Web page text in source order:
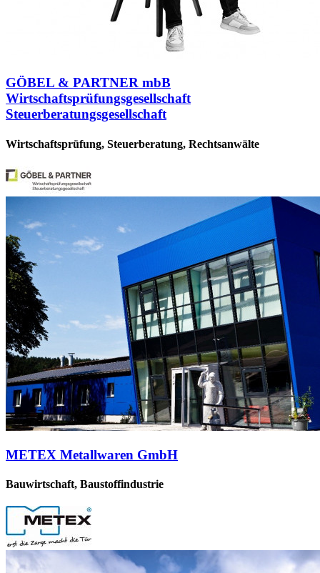
GÖBEL & PARTNER mbB
Wirtschaftsprüfungsgesellschaft
Steuerberatungsgesellschaft
Wirtschaftsprüfung, Steuerberatung, Rechtsanwälte
METEX Metallwaren GmbH
Bauwirtschaft, Baustoffindustrie